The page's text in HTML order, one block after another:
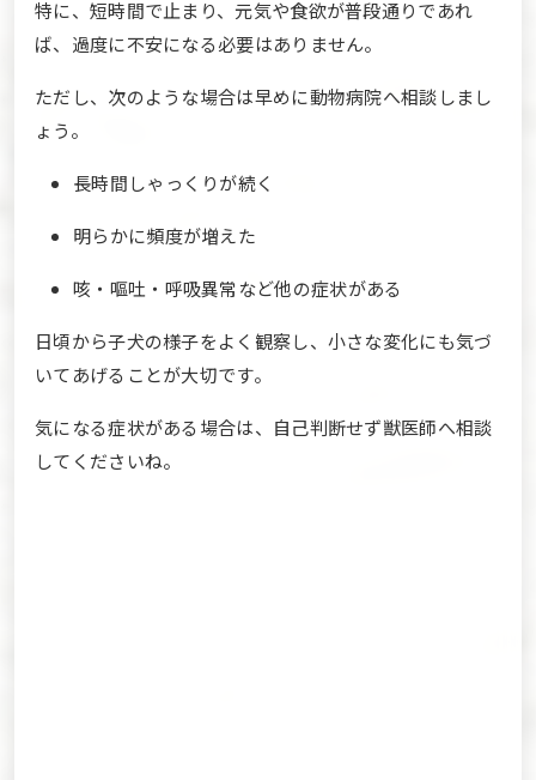
特に、短時間で止まり、元気や食欲が普段通りであれ
ば、過度に不安になる必要はありません。
ただし、次のような場合は早めに動物病院へ相談しまし
ょう。
長時間しゃっくりが続く
明らかに頻度が増えた
咳・嘔吐・呼吸異常など他の症状がある
日頃から子犬の様子をよく観察し、小さな変化にも気づ
いてあげることが大切です。
気になる症状がある場合は、自己判断せず獣医師へ相談
してくださいね。